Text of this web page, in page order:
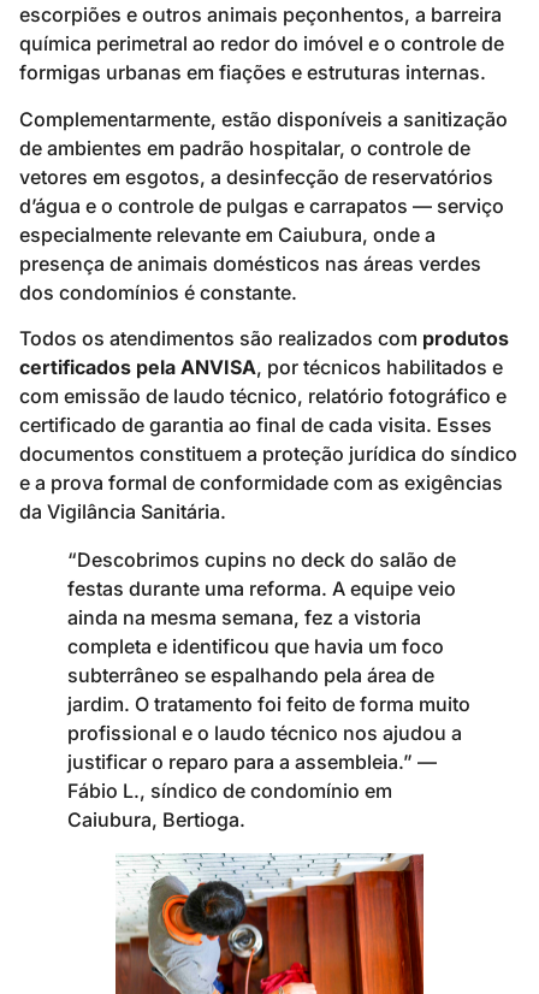
escorpiões e outros animais peçonhentos, a barreira
química perimetral ao redor do imóvel e o controle de
formigas urbanas em fiações e estruturas internas.
Complementarmente, estão disponíveis a sanitização
de ambientes em padrão hospitalar, o controle de
vetores em esgotos, a desinfecção de reservatórios
d’água e o controle de pulgas e carrapatos — serviço
especialmente relevante em Caiubura, onde a
presença de animais domésticos nas áreas verdes
dos condomínios é constante.
Todos os atendimentos são realizados com produtos
certificados pela ANVISA, por técnicos habilitados e
com emissão de laudo técnico, relatório fotográfico e
certificado de garantia ao final de cada visita. Esses
documentos constituem a proteção jurídica do síndico
e a prova formal de conformidade com as exigências
da Vigilância Sanitária.
“Descobrimos cupins no deck do salão de
festas durante uma reforma. A equipe veio
ainda na mesma semana, fez a vistoria
completa e identificou que havia um foco
subterrâneo se espalhando pela área de
jardim. O tratamento foi feito de forma muito
profissional e o laudo técnico nos ajudou a
justificar o reparo para a assembleia.” —
Fábio L., síndico de condomínio em
Caiubura, Bertioga.